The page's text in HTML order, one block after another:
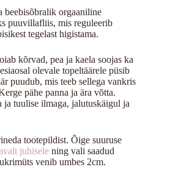
beebisõbralik orgaaniline
puuvillafliis, mis reguleerib
tegelast higistama.
kõrvad, pea ja kaela soojas ka
olevale topeltäärele püsib
puudub, mis teeb sellega vankris
pähe panna ja ära võtta.
ja tuulise ilmaga, jalutuskäigul ja
tootepildist. Õige suuruse
juhisele ning vali saadud
venib umbes 2cm.